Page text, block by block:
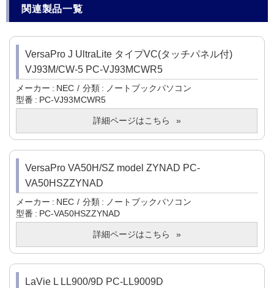
関連製品一覧
VersaPro J UltraLite タイプVC(タッチパネル付)
VJ93M/CW-5 PC-VJ93MCWR5
メーカー NEC 分類
ノートブックパソコン
型番
PC-VJ93MCWR5
詳細ページはこちら
VersaPro VA50H/SZ model ZYNAD PC-
VA50HSZZYNAD
メーカー NEC 分類
ノートブックパソコン
型番
PC-VA50HSZZYNAD
詳細ページはこちら
LaVie L LL900/9D PC-LL9009D